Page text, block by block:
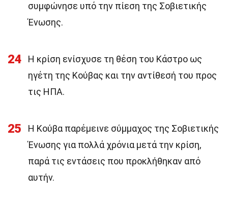
συμφώνησε υπό την πίεση της Σοβιετικής
Ένωσης.
24
Η κρίση ενίσχυσε τη θέση του Κάστρο ως
ηγέτη της Κούβας και την αντίθεσή του προς
τις ΗΠΑ.
25
Η Κούβα παρέμεινε σύμμαχος της Σοβιετικής
Ένωσης για πολλά χρόνια μετά την κρίση,
παρά τις εντάσεις που προκλήθηκαν από
αυτήν.